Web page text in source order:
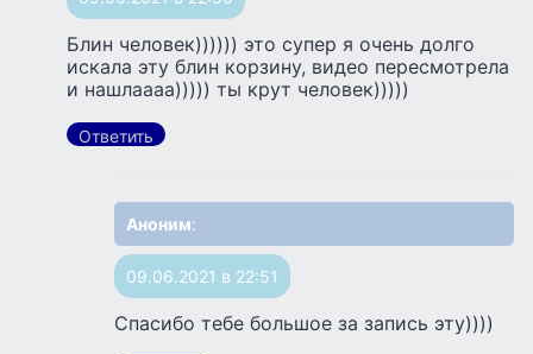
Блин человек)))))) это супер я очень долго
искала эту блин корзину, видео пересмотрела
и нашлаааа))))) ты крут человек)))))
Ответить
Аноним:
09.06.2021 в 22:51
Спасибо тебе большое за запись эту))))